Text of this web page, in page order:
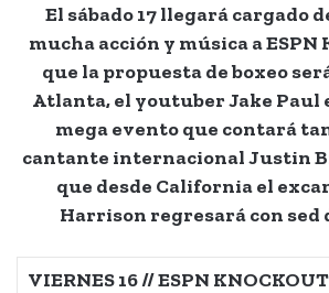
El sábado 17 llegará cargado
mucha acción y música a ESPN
que la propuesta de boxeo
Atlanta, el youtuber Jake Paul
mega evento que contará
cantante internacional Justin
que desde California el
Harrison regresará con sed
VIERNES 16 // ESPN